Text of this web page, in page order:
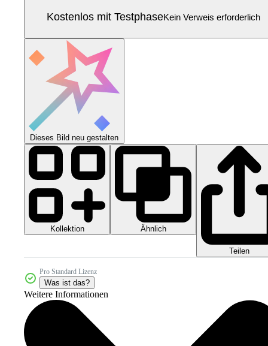
Kostenlos mit TestphaseKein Verweis erforderlich
Dieses Bild neu gestalten
Kollektion Ähnlich
Teilen
Pro Standard Lizenz
Was ist das?
Weitere Informationen